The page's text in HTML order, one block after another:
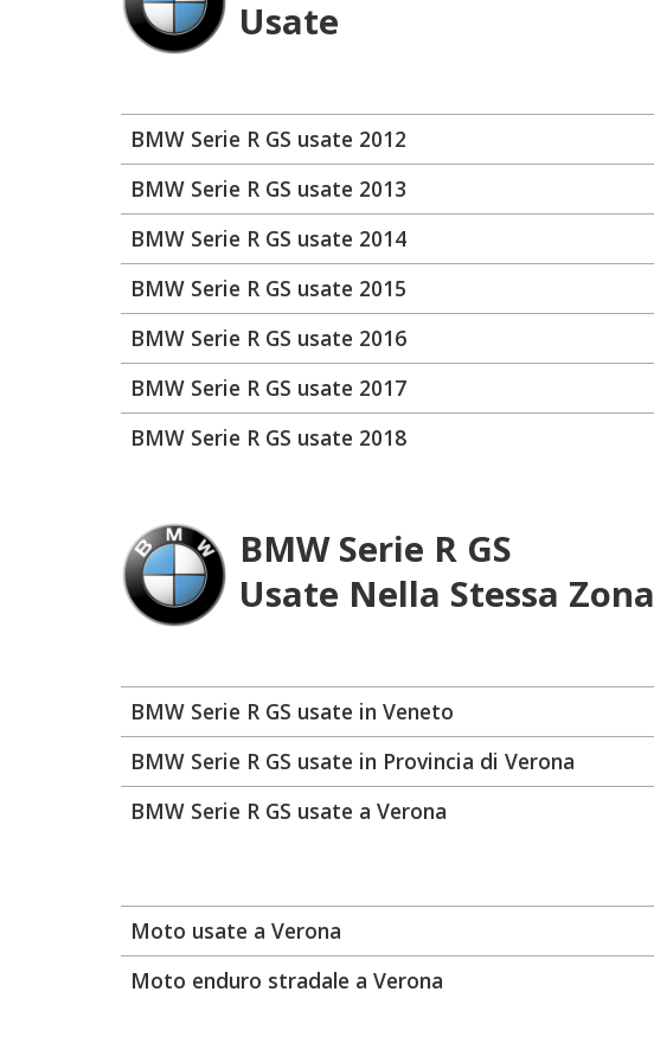
Usate
BMW Serie R GS usate 2012
BMW Serie R GS usate 2013
BMW Serie R GS usate 2014
BMW Serie R GS usate 2015
BMW Serie R GS usate 2016
BMW Serie R GS usate 2017
BMW Serie R GS usate 2018
BMW Serie R GS
Usate Nella Stessa Zona
BMW Serie R GS usate in Veneto
BMW Serie R GS usate in Provincia di Verona
BMW Serie R GS usate a Verona
Moto usate a Verona
Moto enduro stradale a Verona